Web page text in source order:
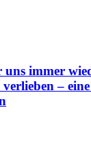
immer
–